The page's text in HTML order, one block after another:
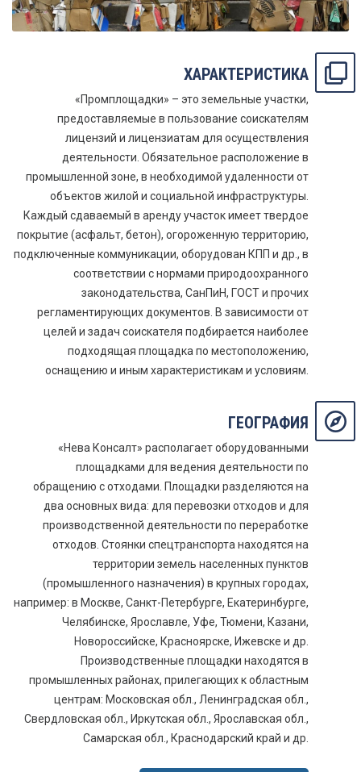
ХАРАКТЕРИСТИКА
«Промплощадки» – это земельные участки,
предоставляемые в пользование соискателям
лицензий и лицензиатам для осуществления
деятельности. Обязательное расположение в
промышленной зоне, в необходимой удаленности от
объектов жилой и социальной инфраструктуры.
Каждый сдаваемый в аренду участок имеет твердое
покрытие (асфальт, бетон), огороженную территорию,
подключенные коммуникации, оборудован КПП и др., в
соответствии с нормами природоохранного
законодательства, СанПиН, ГОСТ и прочих
регламентирующих документов. В зависимости от
целей и задач соискателя подбирается наиболее
подходящая площадка по местоположению,
оснащению и иным характеристикам и условиям.
ГЕОГРАФИЯ
«Нева Консалт» располагает оборудованными
площадками для ведения деятельности по
обращению с отходами. Площадки разделяются на
два основных вида: для перевозки отходов и для
производственной деятельности по переработке
отходов. Стоянки спецтранспорта находятся на
территории земель населенных пунктов
(промышленного назначения) в крупных городах,
например: в Москве, Санкт-Петербурге, Екатеринбурге,
Челябинске, Ярославле, Уфе, Тюмени, Казани,
Новороссийске, Красноярске, Ижевске и др.
Производственные площадки находятся в
промышленных районах, прилегающих к областным
центрам: Московская обл., Ленинградская обл.,
Свердловская обл., Иркутская обл., Ярославская обл.,
Самарская обл., Краснодарский край и др.